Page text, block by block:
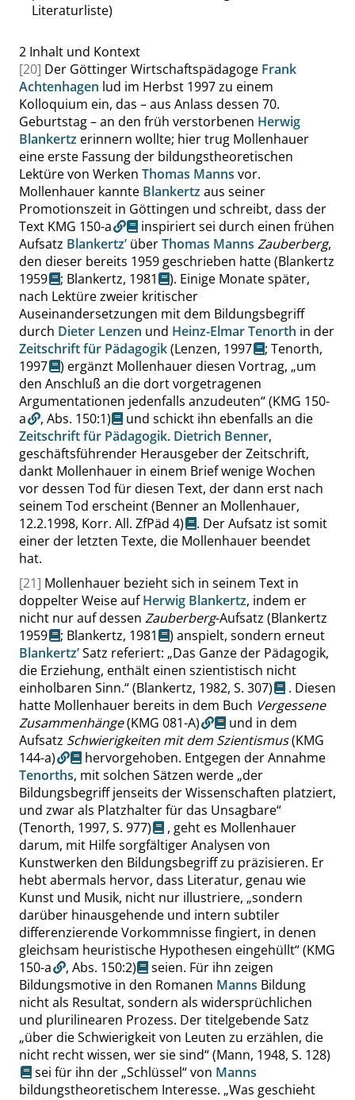
Literaturliste)
2 Inhalt und Kontext
[20] Der Göttinger Wirtschaftspädagoge Frank
Achtenhagen lud im Herbst 1997 zu einem
Kolloquium ein, das – aus Anlass dessen 70.
Geburtstag – an den früh verstorbenen Herwig
Blankertz erinnern wollte; hier trug Mollenhauer
eine erste Fassung der bildungstheoretischen
Lektüre von Werken Thomas Manns vor.
Mollenhauer kannte Blankertz aus seiner
Promotionszeit in Göttingen und schreibt, dass der
Text KMG 150-a
inspiriert sei durch einen frühen
Aufsatz Blankertz’ überThomas Manns Zauberberg,
den dieser bereits 1959 geschrieben hatte (Blankertz
1959
; Blankertz, 1981
). Einige Monate später,
nach Lektüre zweier kritischer
Auseinandersetzungen mit dem Bildungsbegriff
durch Dieter Lenzen und Heinz-Elmar Tenorth in der
Zeitschrift für Pädagogik(Lenzen, 1997 ; Tenorth,
1997
) ergänzt Mollenhauer diesen Vortrag, „um
den Anschluß an die dort vorgetragenen
Argumentationen jedenfalls anzudeuten“(KMG 150-
a
, Abs. 150:1)
und schickt ihn ebenfalls an die
Zeitschrift für Pädagogik. Dietrich Benner,
geschäftsführender Herausgeber der Zeitschrift,
dankt Mollenhauer in einem Brief wenige Wochen
vor dessen Tod für diesen Text, der dann erst nach
seinem Tod erscheint(Benner an Mollenhauer,
12.2.1998, Korr. All. ZfPäd 4)
. Der Aufsatz ist somit
einer der letzten Texte, die Mollenhauer beendet
hat.
[21] Mollenhauer bezieht sich in seinem Text in
doppelter Weise aufHerwig Blankertz, indem er
nicht nur auf dessen Zauberberg-Aufsatz (Blankertz
1959
; Blankertz, 1981
) anspielt, sondern erneut
Blankertz’Satz referiert: „Das Ganze der Pädagogik,
die Erziehung, enthält einen szientistisch nicht
einholbaren Sinn.“(Blankertz, 1982, S. 307)
. Diesen
hatte Mollenhauer bereits in dem Buch Vergessene
Zusammenhänge(KMG 081-A)
und in dem
Aufsatz Schwierigkeiten mit dem Szientismus(KMG
144-a)
hervorgehoben. Entgegen der Annahme
Tenorths, mit solchen Sätzen werde „der
Bildungsbegriff jenseits der Wissenschaften platziert,
und zwar als Platzhalter für das Unsagbare“
(Tenorth, 1997, S. 977)
, geht es Mollenhauer
darum, mit Hilfe sorgfältiger Analysen von
Kunstwerken den Bildungsbegriff zu präzisieren. Er
hebt abermals hervor, dass Literatur, genau wie
Kunst und Musik, nicht nur illustriere, „sondern
darüber hinausgehende und intern subtiler
differenzierende Vorkommnisse fingiert, in denen
gleichsam heuristische Hypothesen eingehüllt“(KMG
150-a
, Abs. 150:2)
seien. Für ihn zeigen
Bildungsmotive in den Romanen Manns Bildung
nicht als Resultat, sondern als widersprüchlichen
und plurilinearen Prozess. Der titelgebende Satz
„über die Schwierigkeit von Leuten zu erzählen, die
nicht recht wissen, wer sie sind“(Mann, 1948, S. 128)
sei für ihn der „Schlüssel“von Manns
bildungstheoretischem Interesse. „Was geschieht